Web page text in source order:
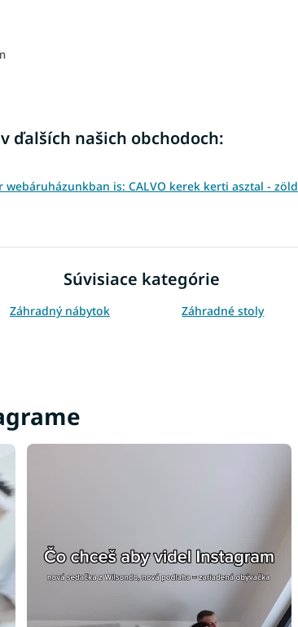
ďalších našich obchodoch:
is: CALVO kerek kerti asztal - zöld
Súvisiace kategórie
Záhradný nábytok Záhradné stoly